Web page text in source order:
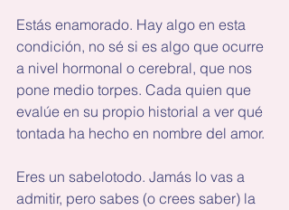
Estás enamorado. Hay algo en esta
condición, no sé si es algo que ocurre
a nivel hormonal o cerebral, que nos
pone medio torpes. Cada quien que
evalúe en su propio historial a ver qué
tontada ha hecho en nombre del amor.
Eres un sabelotodo. Jamás lo vas a
admitir, pero sabes (o crees saber) la